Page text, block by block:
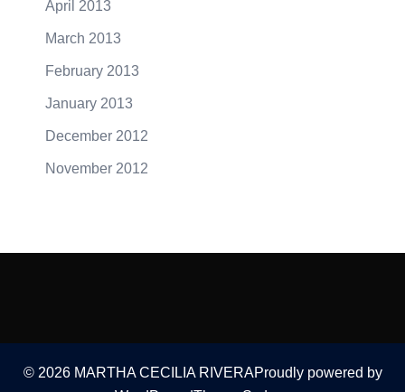
April 2013
March 2013
February 2013
January 2013
December 2012
November 2012
© 2026 MARTHA CECILIA RIVERAProudly powered by